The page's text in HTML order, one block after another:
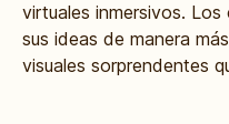
virtuales inmersivos.
sus ideas de manera
visuales sorprendentes